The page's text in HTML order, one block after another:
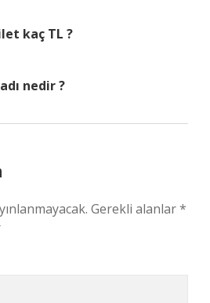
kaç TL ?
nedir ?
Gerekli alanlar*